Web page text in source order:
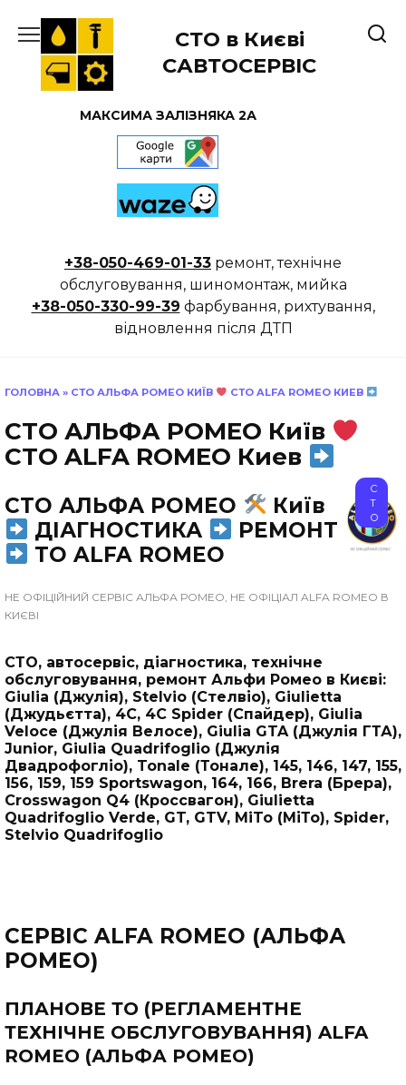
до
вмісту
СТО в Києві
САВТОСЕРВІС
МАКСИМА ЗАЛІЗНЯКА 2А
+38-050-469-01-33 ремонт, технічне
обслуговування, шиномонтаж, мийка
+38-050-330-99-39 фарбування, рихтування,
відновлення після ДТП
ГОЛОВНА » СТО АЛЬФА РОМЕО КИЇВ СТО ALFA ROMEO КИЕВ
СТО АЛЬФА РОМЕО Київ
СТО ALFA ROMEO Киев
С
Т
О
СТО АЛЬФА РОМЕО
Київ
ДІАГНОСТИКА
РЕМОНТ
ТО ALFA ROMEO
НЕ ОФІЦІЙНИЙ СЕРВІС АЛЬФА РОМЕО, НЕ ОФІЦІАЛ ALFA ROMEO В
КИЄВІ
СТО, автосервіс, діагностика, технічне
обслуговування, ремонт Альфи Ромео в Києві:
Giulia (Джулія), Stelvio (Стелвіо), Giulietta
(Джудьєтта), 4C, 4C Spider (Спайдер), Giulia
Veloce (Джулія Велосе), Giulia GTA (Джулія ГТА),
Junior, Giulia Quadrifoglio (Джулія
Двадрофогліо), Tonale (Тонале), 145, 146, 147, 155,
156, 159, 159 Sportswagon, 164, 166, Brera (Брера),
Crosswagon Q4 (Кроссвагон), Giulietta
Quadrifoglio Verde, GT, GTV, MiTo (МіТо), Spider,
Stelvio Quadrifoglio
СЕРВІС ALFA ROMEO (АЛЬФА
РОМЕО)
ПЛАНОВЕ ТО (РЕГЛАМЕНТНЕ
ТЕХНІЧНЕ ОБСЛУГОВУВАННЯ) ALFA
ROMEO (АЛЬФА РОМЕО)